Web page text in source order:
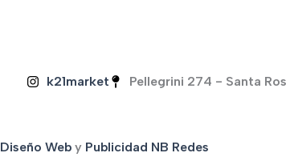
k21market Pellegrini 274 - Santa
Diseño Weby Publicidad NB Redes